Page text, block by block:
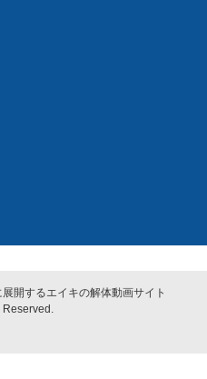
開するエイキの解体動画サイト